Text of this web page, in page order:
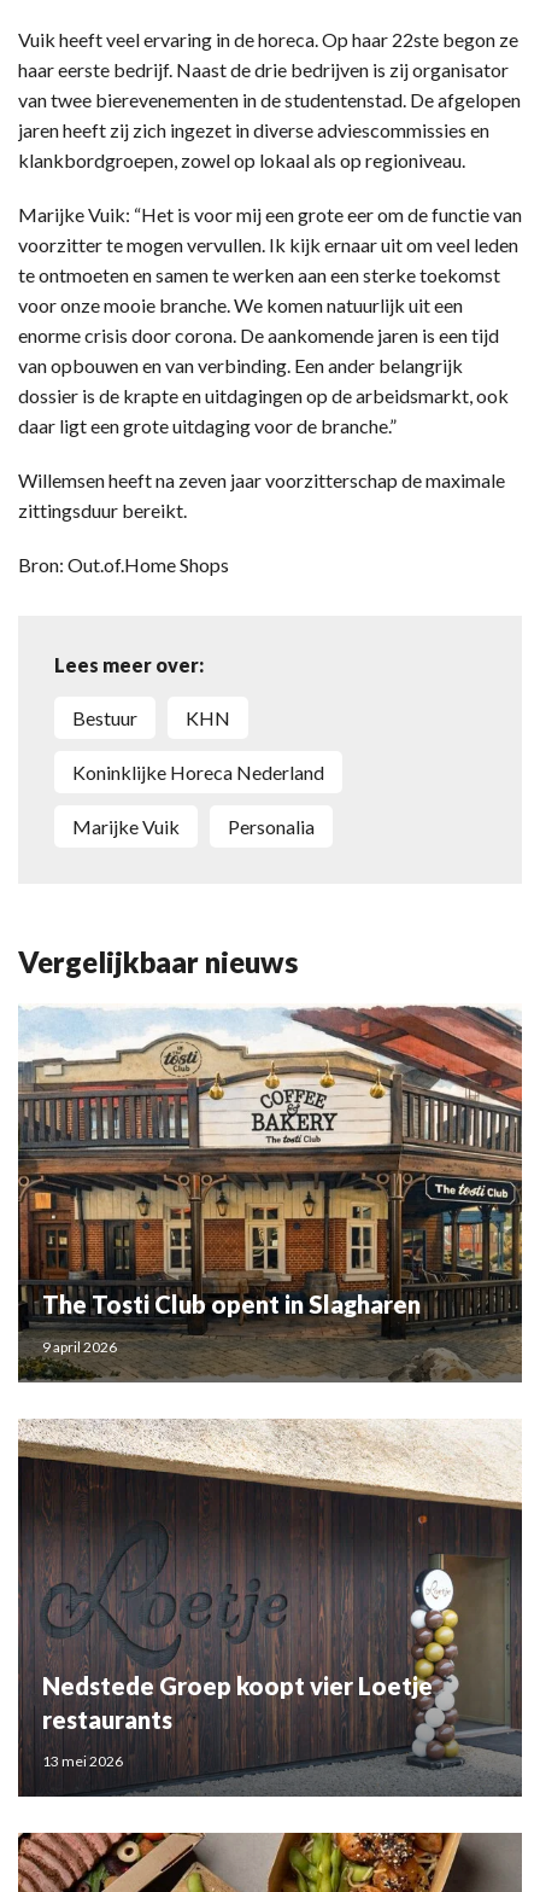
Vuik heeft veel ervaring in de horeca. Op haar 22ste begon ze
haar eerste bedrijf. Naast de drie bedrijven is zij organisator
van twee bierevenementen in de studentenstad. De afgelopen
jaren heeft zij zich ingezet in diverse adviescommissies en
klankbordgroepen, zowel op lokaal als op regioniveau.
Marijke Vuik: “Het is voor mij een grote eer om de functie van
voorzitter te mogen vervullen. Ik kijk ernaar uit om veel leden
te ontmoeten en samen te werken aan een sterke toekomst
voor onze mooie branche. We komen natuurlijk uit een
enorme crisis door corona. De aankomende jaren is een tijd
van opbouwen en van verbinding. Een ander belangrijk
dossier is de krapte en uitdagingen op de arbeidsmarkt, ook
daar ligt een grote uitdaging voor de branche.”
Willemsen heeft na zeven jaar voorzitterschap de maximale
zittingsduur bereikt.
Bron: Out.of.Home Shops
Lees meer over:
bestuur KHN
Koninklijke Horeca Nederland
Marijke Vuik personalia
Vergelijkbaar nieuws
The Tosti Club opent in Slagharen
9 april 2026
Nedstede Groep koopt vier Loetje
restaurants
13 mei 2026